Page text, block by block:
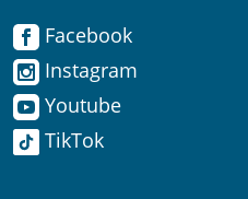
Instagram
Youtube
Facebook
Instagram
Youtube
TikTok